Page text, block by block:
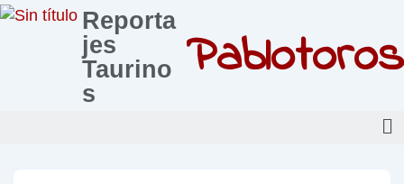
Reporta
jes
Taurino
s
Pablotoros